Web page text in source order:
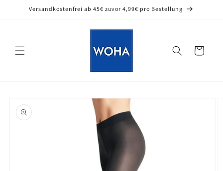
Versandkostenfrei ab 45€ zuvor 4,99€ pro Bestellung
Warenkorb